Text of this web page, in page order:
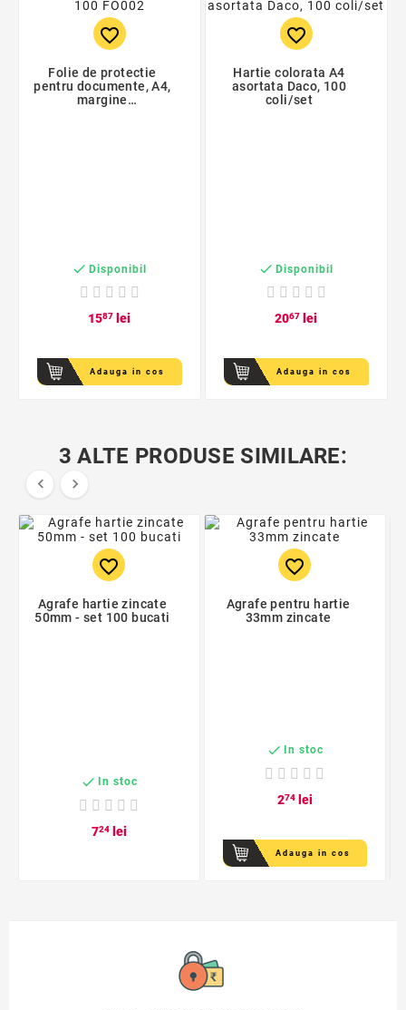
favorite_border
Folie de protectie
pentru documente, A4,
margine
 Disponibil
1587 lei
Adauga in cos
favorite_border
Hartie colorata A4
asortata Daco, 100
coli/set
 Disponibil
2067 lei
Adauga in cos
3 ALTE PRODUSE SIMILARE:
 
favorite_border
Agrafe hartie zincate
50mm - set 100 bucati
 In stoc
724lei
favorite_border
Agrafe pentru hartie
33mm zincate
 In stoc
274lei
Adauga in cos